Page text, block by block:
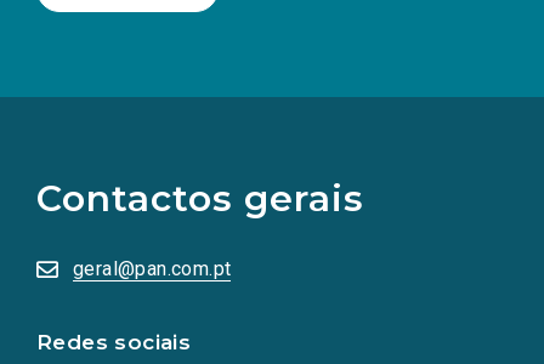
Contactos gerais
geral@pan.com.pt
Redes sociais
redes
sociais
numa
nova